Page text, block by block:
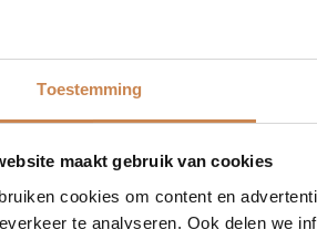
Toestemming
maakt gebruik van cookies
cookies om content en
te analyseren. Ook delen we